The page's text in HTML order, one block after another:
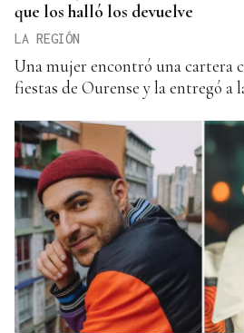
que los halló los devuelve
LA REGIÓN
Una mujer encontró una cartera
fiestas de Ourense y la entregó a